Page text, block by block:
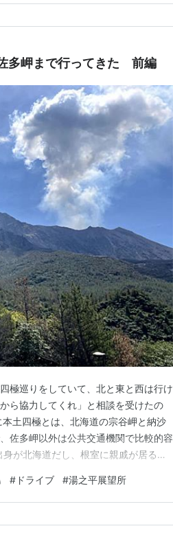
多岬まで行ってきた 前編
極巡りをしていて、北と東と西は行け
ら協力してくれ」と相談を受けたの
土四極とは、北海道の宗谷岬と納沙
佐多岬以外は公共交通機関で比較的容
が北海道だし、根室に親戚が居るぐ
だけは、公共交通機関での訪問がほ
# ドライブ #湯之平展望所